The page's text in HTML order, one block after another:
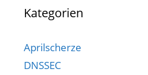
Kategorien
Aprilscherze
DNSSEC